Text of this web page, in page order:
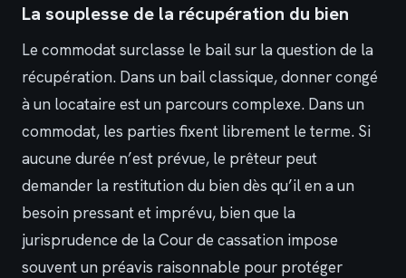
La souplesse de la récupération du bien
Le commodat surclasse le bail sur la question de la
récupération. Dans un bail classique, donner congé
à un locataire est un parcours complexe. Dans un
commodat, les parties fixent librement le terme. Si
aucune durée n’est prévue, le prêteur peut
demander la restitution du bien dès qu’il en a un
besoin pressant et imprévu, bien que la
jurisprudence de la Cour de cassation impose
souvent un préavis raisonnable pour protéger